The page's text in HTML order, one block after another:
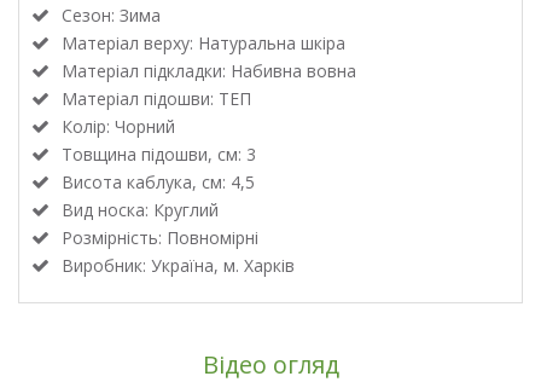
Сезон: Зима
Матеріал верху: Натуральна шкіра
Матеріал підкладки: Набивна вовна
Матеріал підошви: ТЕП
Колір: Чорний
Товщина підошви, см: 3
Висота каблука, см: 4,5
Вид носка: Круглий
Розмірність: Повномірні
Виробник: Україна, м. Харків
Відео огляд